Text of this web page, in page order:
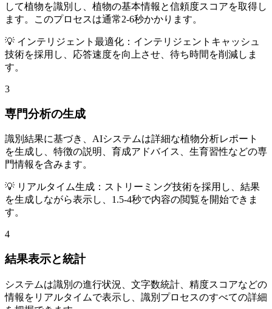
して植物を識別し、植物の基本情報と信頼度スコアを取得し
ます。このプロセスは通常2-6秒かかります。
💡 インテリジェント最適化：インテリジェントキャッシュ
技術を採用し、応答速度を向上させ、待ち時間を削減しま
す。
3
専門分析の生成
識別結果に基づき、AIシステムは詳細な植物分析レポート
を生成し、特徴の説明、育成アドバイス、生育習性などの専
門情報を含みます。
💡 リアルタイム生成：ストリーミング技術を採用し、結果
を生成しながら表示し、1.5-4秒で内容の閲覧を開始できま
す。
4
結果表示と統計
システムは識別の進行状況、文字数統計、精度スコアなどの
情報をリアルタイムで表示し、識別プロセスのすべての詳細